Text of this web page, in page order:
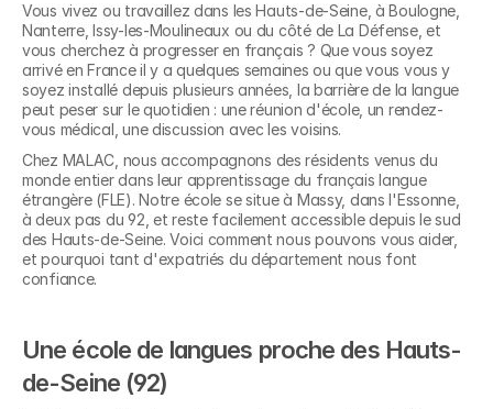
Vous vivez ou travaillez dans les Hauts-de-Seine, à Boulogne,
Nanterre, Issy-les-Moulineaux ou du côté de La Défense, et
vous cherchez à progresser en français ? Que vous soyez
arrivé en France il y a quelques semaines ou que vous vous y
soyez installé depuis plusieurs années, la barrière de la langue
peut peser sur le quotidien : une réunion d'école, un rendez-
vous médical, une discussion avec les voisins.
Chez MALAC, nous accompagnons des résidents venus du
monde entier dans leur apprentissage du français langue
étrangère (FLE). Notre école se situe à Massy, dans l'Essonne,
à deux pas du 92, et reste facilement accessible depuis le sud
des Hauts-de-Seine. Voici comment nous pouvons vous aider,
et pourquoi tant d'expatriés du département nous font
confiance.
Une école de langues proche des Hauts-
de-Seine (92)